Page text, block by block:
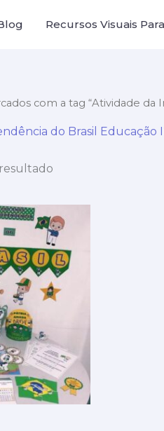
Recursos Visuais
com a tag “Atividade da
do Brasil Educação